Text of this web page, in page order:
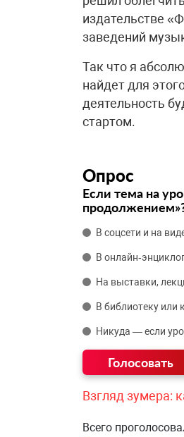
издательстве
заведений
Так что я
найдет для
деятельность
стартом.
Опрос
Если тема на
В соцсети и на
В
На выставки,
В библиотеку или
Никуда — если
Взгляд зумера:
Всего